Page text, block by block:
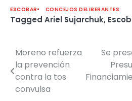
ESCOBAR
CONCEJOS DELIBERANTES
Tagged Ariel Sujarchuk,
Navegación
de
entradas
Moreno refuerza
la prevención
contra la tos
convulsa
Se